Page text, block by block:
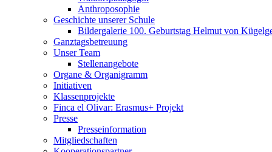
Anthroposophie
Geschichte unserer Schule
Bildergalerie 100. Geburtstag Helmut von
Ganztagsbetreuung
Unser Team
Stellenangebote
Organe & Organigramm
Initiativen
Klassenprojekte
Finca el Olivar: Erasmus+ Projekt
Presse
Presseinformation
Mitgliedschaften